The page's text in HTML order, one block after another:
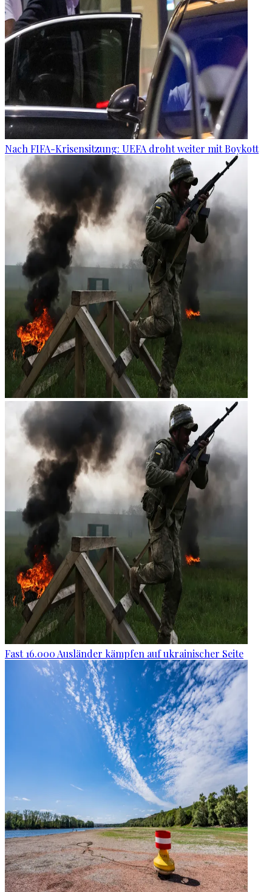
Nach FIFA-Krisensitzung: UEFA droht weiter mit Boykott
Fast 16.000 Ausländer kämpfen auf ukrainischer Seite